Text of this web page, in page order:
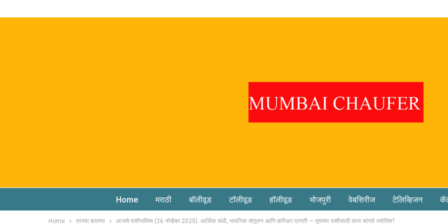
Home मराठी बॉलीवूड टॉलीवूड हॉलीवूड भोजपुरी वेबसिरीज टेलिव्हिजन
Home ताज्या बातम्या आजचे राशीभविष्य (26 नोव्हेंबर 2025): आर्थिक संधी, भावनिक संतुलन आणि करिअर प्रगती — तुमच्या राशीसाठी काय सांगते ज्योतिष?